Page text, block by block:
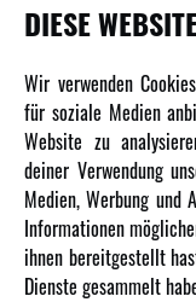
INFORMATIONEN
Newsletter
Über uns
Karriere
Amewi Kataloge
DIESE
Wir verwenden
für soziale Medien
Website zu
deiner Verwendung
Medien, Werbung und
Informationen
ihnen bereitgestellt
Dienste gesammelt